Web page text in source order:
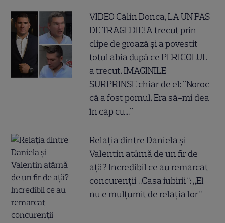
VIDEO Călin Donca, LA UN PAS
DE TRAGEDIE! A trecut prin
clipe de groază și a povestit
totul abia după ce PERICOLUL
a trecut. IMAGINILE
SURPRINSE chiar de el: "Noroc
că a fost pomul. Era să-mi dea
în cap cu..."
Relația dintre Daniela și
Valentin atârnă de un fir de
ață? Incredibil ce au remarcat
concurenții „Casa iubirii”: „El
nu e mulțumit de relația lor”